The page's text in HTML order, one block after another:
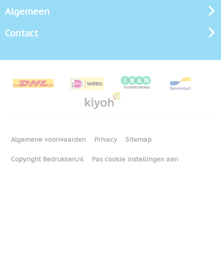
Algemeen
Contact
Algemene voorwaarden Privacy Sitemap
Copyright Bedrukken.nl Pas cookie instellingen aan